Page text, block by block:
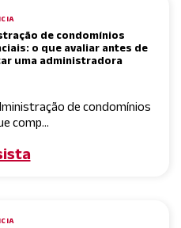
de condomínios
o que avaliar antes de
uma administradora
de condomínios
comp...